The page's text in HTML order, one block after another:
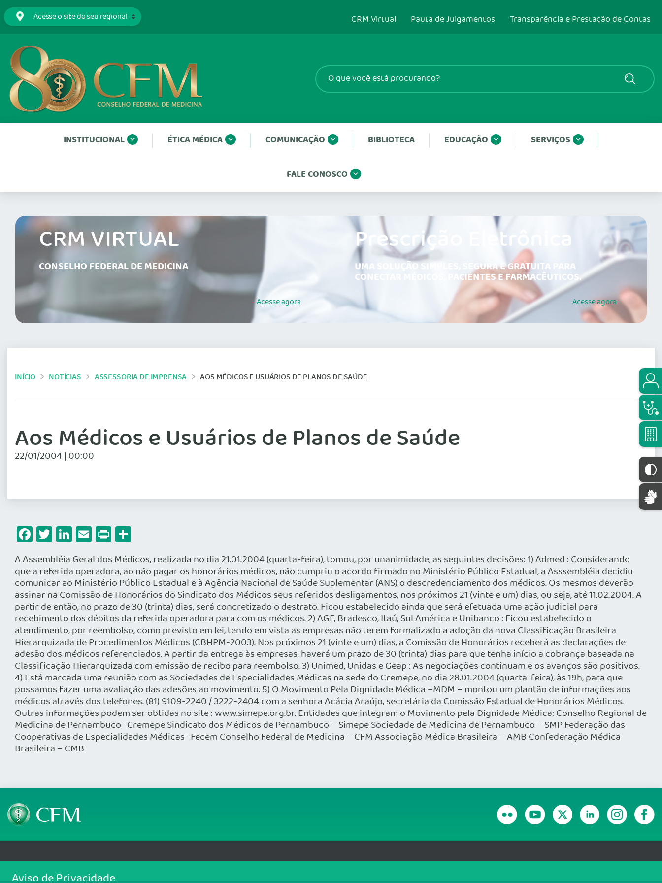
CRM Virtual Pauta de Julgamentos Transparência e Prestação de Contas
INSTITUCIONAL ÉTICA MÉDICA COMUNICAÇÃO BIBLIOTECA EDUCAÇÃO SERVIÇOS
FALE CONOSCO
CRM VIRTUAL
CONSELHO FEDERAL DE MEDICINA
Acesseagora
Prescrição Eletrônica
UMA SOLUÇÃO SIMPLES, SEGURA E GRATUITA PARA
CONECTAR MÉDICOS, PACIENTES E FARMACÊUTICOS.
Acesseagora
INÍCIO NOTÍCIAS ASSESSORIA DE IMPRENSA AOS MÉDICOS E USUÁRIOS DE PLANOS DE SAÚDE
Aos Médicos e Usuários de Planos de Saúde
22/01/2004 | 00:00
Facebook
Twitter
LinkedIn
Email
Print
A Assembléia Geral dos Médicos, realizada no dia 21.01.2004 (quarta-feira), tomou, por unanimidade, as seguintes decisões: 1) Admed : Considerando
que a referida operadora, ao não pagar os honorários médicos, não cumpriu o acordo firmado no Ministério Público Estadual, a Asssembléia decidiu
comunicar ao Ministério Público Estadual e à Agência Nacional de Saúde Suplementar (ANS) o descredenciamento dos médicos. Os mesmos deverão
assinar na Comissão de Honorários do Sindicato dos Médicos seus referidos desligamentos, nos próximos 21 (vinte e um) dias, ou seja, até 11.02.2004. A
partir de então, no prazo de 30 (trinta) dias, será concretizado o destrato. Ficou estabelecido ainda que será efetuada uma ação judicial para
recebimento dos débitos da referida operadora para com os médicos. 2) AGF, Bradesco, Itaú, Sul América e Unibanco : Ficou estabelecido o
atendimento, por reembolso, como previsto em lei, tendo em vista as empresas não terem formalizado a adoção da nova Classificação Brasileira
Hierarquizada de Procedimentos Médicos (CBHPM-2003). Nos próximos 21 (vinte e um) dias, a Comissão de Honorários receberá as declarações de
adesão dos médicos referenciados. A partir da entrega às empresas, haverá um prazo de 30 (trinta) dias para que tenha início a cobrança baseada na
Classificação Hierarquizada com emissão de recibo para reembolso. 3) Unimed, Unidas e Geap : As negociações continuam e os avanços são positivos.
4) Está marcada uma reunião com as Sociedades de Especialidades Médicas na sede do Cremepe, no dia 28.01.2004 (quarta-feira), às 19h, para que
possamos fazer uma avaliação das adesões ao movimento. 5) O Movimento Pela Dignidade Médica –MDM – montou um plantão de informações aos
médicos através dos telefones. (81) 9109-2240 / 3222-2404 com a senhora Acácia Araújo, secretária da Comissão Estadual de Honorários Médicos.
Outras informações podem ser obtidas no site : www.simepe.org.br. Entidades que integram o Movimento pela Dignidade Médica: Conselho Regional de
Medicina de Pernambuco- Cremepe Sindicato dos Médicos de Pernambuco – Simepe Sociedade de Medicina de Pernambuco – SMP Federação das
Cooperativas de Especialidades Médicas -Fecem Conselho Federal de Medicina – CFM Associação Médica Brasileira – AMB Confederação Médica
Brasileira – CMB
SGAS 616, Conjunto D, Lote 115, L2 Sul, Brasília/DF - CEP: 70200-760 - CNPJ: 33.583.550/0001-30
Aviso de Privacidade